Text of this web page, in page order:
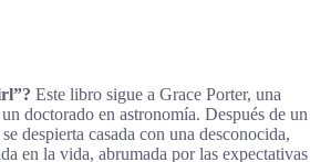
Este libro sigue a Grace Porter, una
doctorado en astronomía. Después de un
despierta casada con una desconocida,
en la vida, abrumada por las expectativas